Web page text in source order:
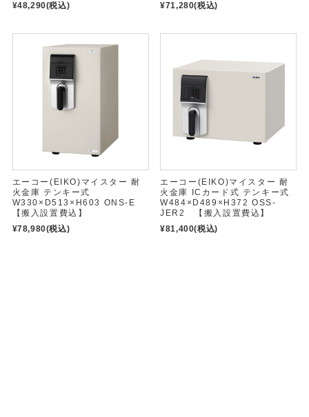
¥48,290(税込)
¥71,280(税込)
エーコー(EIKO)マイスター 耐
火金庫 テンキー式
W330×D513×H603 ONS-E
【搬入設置費込】
¥78,980(税込)
エーコー(EIKO)マイスター 耐
火金庫 ICカード式 テンキー式
W484×D489×H372 OSS-
JER2 【搬入設置費込】
¥81,400(税込)